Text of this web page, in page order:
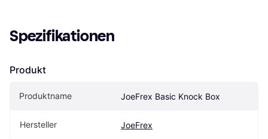
Spezifikationen
Produkt
Produktname JoeFrex Basic Knock Box
Hersteller JoeFrex